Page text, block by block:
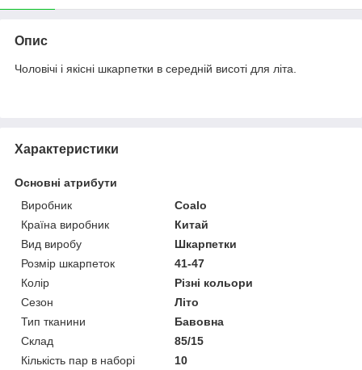
Опис
Чоловічі і якісні шкарпетки в середній висоті для літа.
Характеристики
Основні атрибути
Виробник
Coalo
Країна виробник
Китай
Вид виробу
Шкарпетки
Розмір шкарпеток
41-47
Колір
Різні кольори
Сезон
Літо
Тип тканини
Бавовна
Склад
85/15
Кількість пар в наборі
10